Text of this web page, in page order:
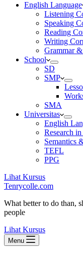
English Language
Listening
Speaking
Reading
Writing
Grammar &
School
SD
SMP
SMA
Universitas
English
Research
Semantics
TEFL
PPG
Lihat Kursus
Tenrycolle.com
What better to do than,
people
Lihat Kursus
Menu